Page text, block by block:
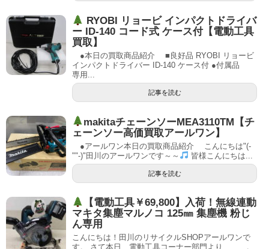
RYOBI リョービ インパクトドライバ
ー ID-140 コード式 ケース付【電動工具
買取】
●本日の買取商品紹介 ■良好品 RYOBI リョービ
インパクトドライバー ID-140 ケース付 ●付属品
専用...
記事を読む
makitaチェーンソーMEA3110TM【チ
ェーンソー高価買取アールワン】
●アールワン本日の買取商品紹介 こんにちは"(-
""-)"田川のアールワンです～～
皆様こんにちは...
記事を読む
【電動工具￥69,800】入荷！無線連動
マキタ集塵マルノコ 125㎜ 集塵機 粉じ
ん専用
こんにちは！田川のリサイクルSHOPアールワンで
す。 さて本日、電動工具コーナー部門より、、、。